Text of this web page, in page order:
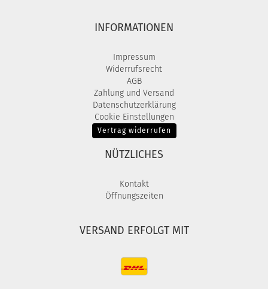
INFORMATIONEN
Impressum
Widerrufsrecht
AGB
Zahlung und Versand
Datenschutzerklärung
Cookie Einstellungen
Vertrag widerrufen
NÜTZLICHES
Kontakt
Öffnungszeiten
VERSAND ERFOLGT MIT